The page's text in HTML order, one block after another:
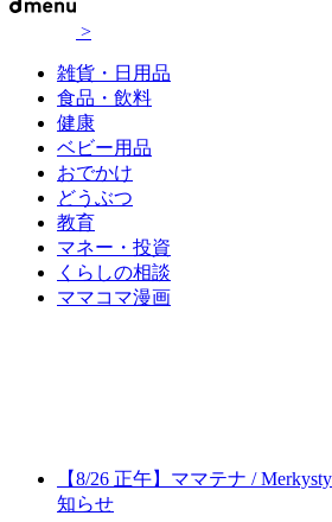
>
雑貨・日用品
食品・飲料
健康
ベビー用品
おでかけ
どうぶつ
教育
マネー・投資
くらしの相談
ママコマ漫画
【8/26 正午】ママテナ /
知らせ